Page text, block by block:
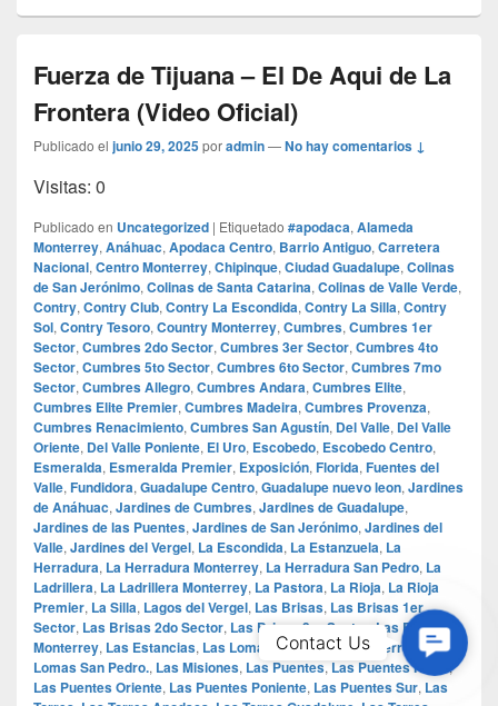
Fuerza de Tijuana – El De Aqui de La
Frontera (Video Oficial)
Publicado el junio 29, 2025poradmin—No hay comentarios ↓
Visitas: 0
Publicado en Uncategorized | Etiquetado #apodaca, Alameda
Monterrey, Anáhuac, Apodaca Centro, Barrio Antiguo, Carretera
Nacional, Centro Monterrey, Chipinque, Ciudad Guadalupe, Colinas
de San Jerónimo, Colinas de Santa Catarina, Colinas de Valle Verde,
Contry, Contry Club, Contry La Escondida, Contry La Silla, Contry
Sol, Contry Tesoro, Country Monterrey, Cumbres, Cumbres 1er
Sector, Cumbres 2do Sector, Cumbres 3er Sector, Cumbres 4to
Sector, Cumbres 5to Sector, Cumbres 6to Sector, Cumbres 7mo
Sector, Cumbres Allegro, Cumbres Andara, Cumbres Elite,
Cumbres Elite Premier, Cumbres Madeira, Cumbres Provenza,
Cumbres Renacimiento, Cumbres San Agustín, Del Valle, Del Valle
Oriente, Del Valle Poniente, El Uro, Escobedo, Escobedo Centro,
Esmeralda, Esmeralda Premier, Exposición, Florida, Fuentes del
Valle, Fundidora, Guadalupe Centro, Guadalupe nuevo leon, Jardines
de Anáhuac, Jardines de Cumbres, Jardines de Guadalupe,
Jardines de las Puentes, Jardines de San Jerónimo, Jardines del
Valle, Jardines del Vergel, La Escondida, La Estanzuela, La
Herradura, La Herradura Monterrey, La Herradura San Pedro, La
Ladrillera, La Ladrillera Monterrey, La Pastora, La Rioja, La Rioja
Premier, La Silla, Lagos del Vergel, Las Brisas, Las Brisas 1er
Sector, Las Brisas 2do Sector, Las Brisas 3er Sector,Las Brisas
Monterrey, Las Estancias, Las Lomas ,Las Lomas Monterrey ,Las
Lomas San Pedro., Las Misiones, Las Puentes, Las Puentes Norte ,
Las Puentes Oriente, Las Puentes Poniente, Las Puentes Sur, Las
Us
Contact Us